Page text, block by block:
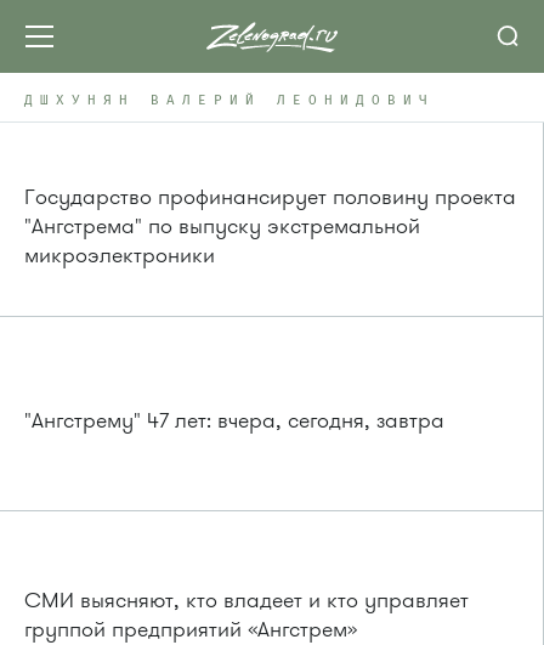
ДШХУНЯН ВАЛЕРИЙ ЛЕОНИДОВИЧ
Государство профинансирует половину проекта
"Ангстрема" по выпуску экстремальной
микроэлектроники
"Ангстрему" 47 лет: вчера, сегодня, завтра
СМИ выясняют, кто владеет и кто управляет
группой предприятий «Ангстрем»